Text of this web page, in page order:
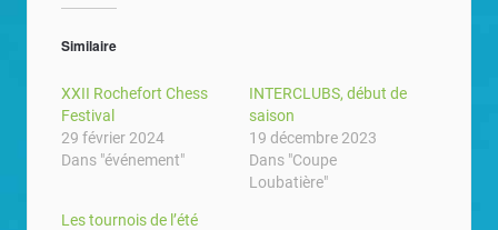
Similaire
XXII Rochefort Chess
Festival
29 février 2024
Dans "événement"
INTERCLUBS, début de
saison
19 décembre 2023
Dans "Coupe
Loubatière"
Les tournois de l’été